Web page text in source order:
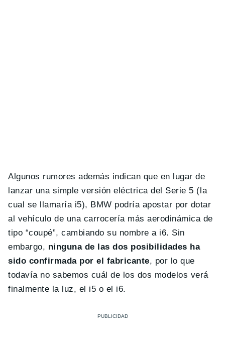
Algunos rumores además indican que en lugar de
lanzar una simple versión eléctrica del Serie 5 (la
cual se llamaría i5), BMW podría apostar por dotar
al vehículo de una carrocería más aerodinámica de
tipo “coupé”, cambiando su nombre a i6. Sin
embargo, ninguna de las dos posibilidades ha
sido confirmada por el fabricante, por lo que
todavía no sabemos cuál de los dos modelos verá
finalmente la luz, el i5 o el i6.